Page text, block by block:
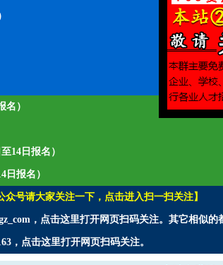
）
14日报名）
报名）
众号请大家关注一下，点击进入扫一扫关注】
，点击这里打开网页扫码关注。其它相似的
，点击这里打开网页扫码关注。